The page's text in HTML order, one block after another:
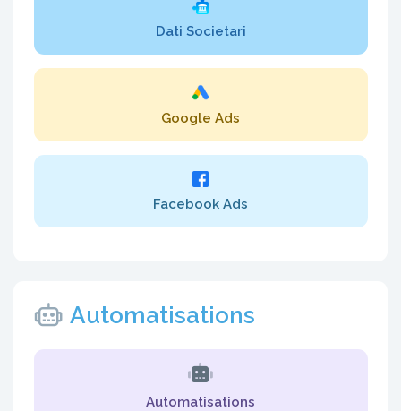
Dati Societari
Google Ads
Facebook Ads
Automatisations
Automatisations